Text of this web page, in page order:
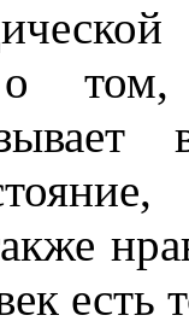
о
есть